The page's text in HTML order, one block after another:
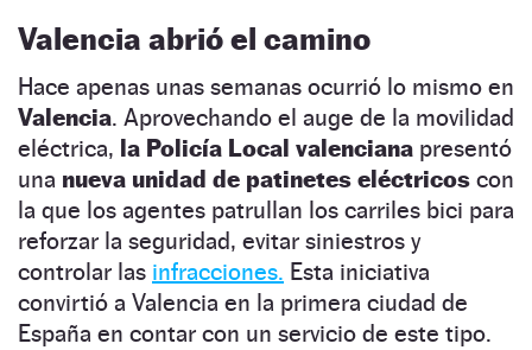
Valencia abrió el camino
Hace apenas unas semanas ocurrió lo mismo en
Valencia. Aprovechando el auge de la movilidad
eléctrica, la Policía Local valenciana presentó
una nueva unidad de patinetes eléctricos con
la que los agentes patrullan los carriles bici para
reforzar la seguridad, evitar siniestros y
controlar las infracciones. Esta iniciativa
convirtió a Valencia en la primera ciudad de
España en contar con un servicio de este tipo.